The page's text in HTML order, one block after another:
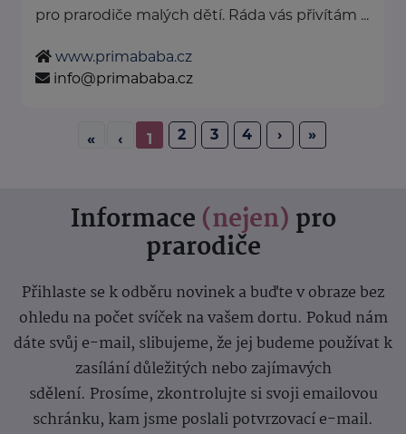
pro prarodiče malých dětí. Ráda vás přivítám ...
www.primababa.cz
info@primababa.cz
« ‹ 1 2 3 4 › »
Informace (nejen) pro
prarodiče
Přihlaste se k odběru novinek a buďte v obraze bez
ohledu na počet svíček na vašem dortu. Pokud nám
dáte svůj e-mail, slibujeme, že jej budeme používat k
zasílání důležitých nebo zajímavých
sdělení. Prosíme, zkontrolujte si svoji emailovou
schránku, kam jsme poslali potvrzovací e-mail.